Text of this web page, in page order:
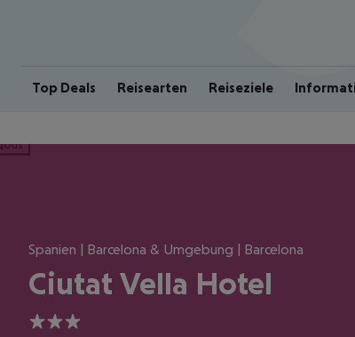
Top Deals Reisearten Reiseziele
Spanien | Barcelona & Umgebung | Barcelona
Ciutat Vella Hotel
3